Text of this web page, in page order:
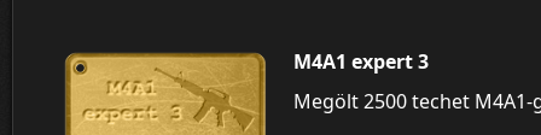
M4A1 expert 3
Megölt 2500 techet M4A1-